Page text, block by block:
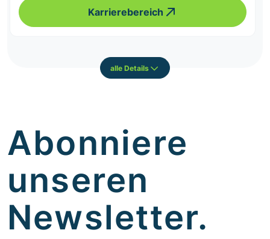
Karrierebereich
alle Details
Abonniere
unseren
Newsletter.